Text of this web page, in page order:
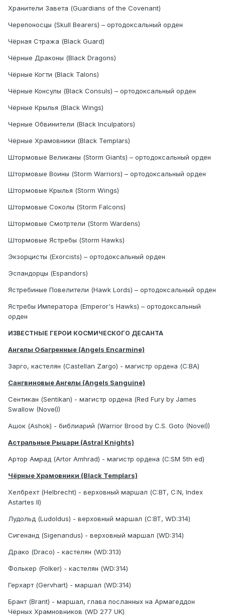
Хранители Завета (Guardians of the Covenant)
Черепоносцы (Skull Bearers) – ортодоксальный орден
Чёрная Стража (Black Guard)
Чёрные Драконы (Black Dragons)
Чёрные Когти (Black Talons)
Чёрные Консулы (Black Consuls) – ортодоксальный орден
Чёрные Крылья (Black Wings)
Черные Обвинители (Black Inculpators)
Чёрные Храмовники (Black Templars)
Штормовые Великаны (Storm Giants) – ортодоксальный орден
Штормовые Воины (Storm Warriors) – ортодоксальный орден
Штормовые Крылья (Storm Wings)
Штормовые Соколы (Storm Falcons)
Штормовые Смотртели (Storm Wardens)
Штормовые Ястребы (Storm Hawks)
Экзорцисты (Exorcists) – ортодоксальный орден
Эспандорцы (Espandors)
Ястребиные Повелители (Hawk Lords) – ортодоксальный орден
Ястребы Императора (Emperor's Hawks) – ортодоксальный
орден
ИЗВЕСТНЫЕ ГЕРОИ КОСМИЧЕСКОГО ДЕСАНТА
Ангелы Обагренные (Angels Encarmine)
Зарго, кастелян (Castellan Zargo) - магистр ордена (C:BA)
Сангвиновые Ангелы (Angels Sanguine)
Сентикан (Sentikan) - магистр ордена (Red Fury by James
Swallow (Novel))
Ашок (Ashok) - библиарий (Warrior Brood by C.S. Goto (Novel))
Астральные Рыцари (Astral Knights)
Артор Амрад (Artor Amhrad) - магистр ордена (C:SM 5th ed)
Чёрные Храмовники (Black Templars)
Хелбрехт (Helbrecht) - верховный маршал (C:BT, C:N, Index
Astartes II)
Лудольд (Ludoldus) - верховный маршал (C:BT, WD:314)
Сигенанд (Sigenandus) - верховный маршал (WD:314)
Драко (Draco) - кастелян (WD:313)
Фолькер (Folker) - кастелян (WD:314)
Герхарт (Gervhart) - маршал (WD:314)
Брант (Brant) - маршал, глава посланных на Армагеддон
Чёрных Храмновников (WD 277 UK)